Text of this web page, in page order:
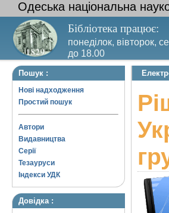
Одеська національна
Бібліотека працює:
понеділок, вівторок,
до 18.00
Вихідний день –
Пошук :
Нові надходження
Простий пошук
Автори
Видавництва
Серії
Тезауруси
Індекси УДК
Довідка :